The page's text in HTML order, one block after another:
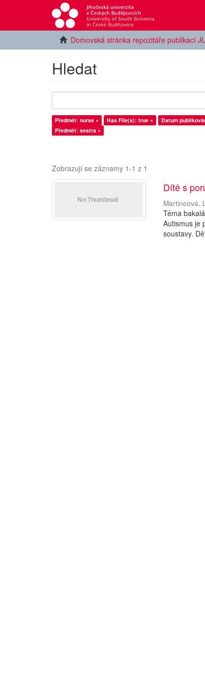
Domovská stránka repozitáře publikací
Hledat
Předmět: nurse × Has File(s): true × Datum
Předmět: sestra ×
Zobrazují se záznamy 1-1 z 1
Dítě s
Martincová,
Téma
Autismus je
soustavy.